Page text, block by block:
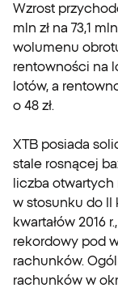
Wzrost
mln zł na 73,1
wolumenu
rentowności na
lotów, a
o 48 zł.
XTB posiada
stale rosnącej
liczba otwartych
w stosunku do II
kwartałów 2016
rekordowy pod
rachunków.
rachunków w